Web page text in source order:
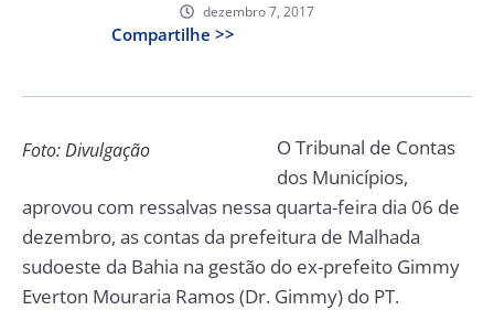
dezembro 7, 2017
Compartilhe >>
Foto: Divulgação
O Tribunal de Contas
dos Municípios,
aprovou com ressalvas nessa quarta-feira dia 06 de
dezembro, as contas da prefeitura de Malhada
sudoeste da Bahia na gestão do ex-prefeito Gimmy
Everton Mouraria Ramos (Dr. Gimmy) do PT.